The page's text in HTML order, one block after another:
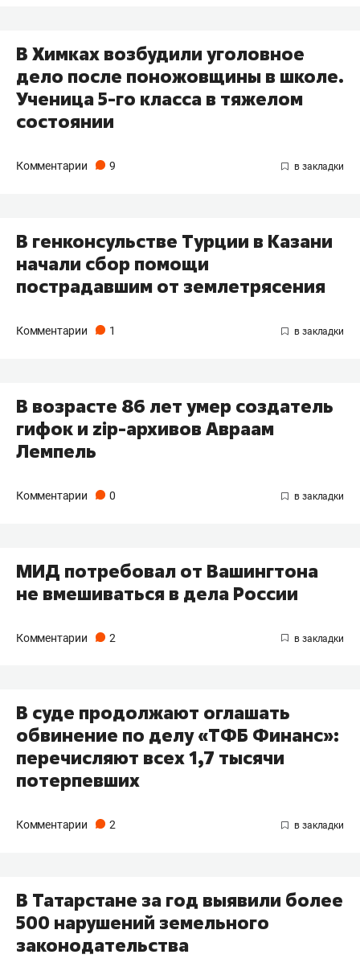
В Химках возбудили уголовное
дело после поножовщины в школе.
Ученица 5-го класса в тяжелом
состоянии
Комментарии 9
В генконсульстве Турции в Казани
начали сбор помощи
пострадавшим от землетрясения
Комментарии 1
В возрасте 86 лет умер создатель
гифок и zip-архивов Авраам
Лемпель
Комментарии 0
МИД потребовал от Вашингтона
не вмешиваться в дела России
Комментарии 2
В суде продолжают оглашать
обвинение по делу «ТФБ Финанс»:
перечисляют всех 1,7 тысячи
потерпевших
Комментарии 2
В Татарстане за год выявили более
500 нарушений земельного
законодательства